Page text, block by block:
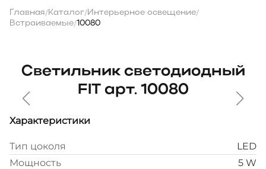
Главная/Каталог/Интерьерное освещение/
Встраиваемые/10080
Светильник светодиодный
FIT арт. 10080
Характеристики
Тип цоколя
LED
Мощность
5 W